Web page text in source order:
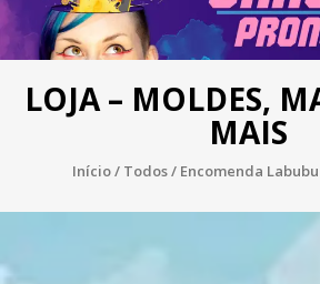
LOJA – MOLDES,
MAIS
Início/ Todos/ Encomenda